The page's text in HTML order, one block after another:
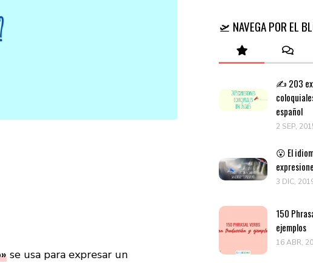
se usa para expresar un
🛫 NAVEGA POR EL
✍️ 203
español
2 SEP,
😮 El
3 DIC,
150
ejemplos
16 ABR,